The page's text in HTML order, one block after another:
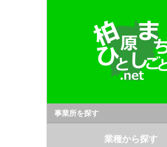
事業所を探す
業種から探す